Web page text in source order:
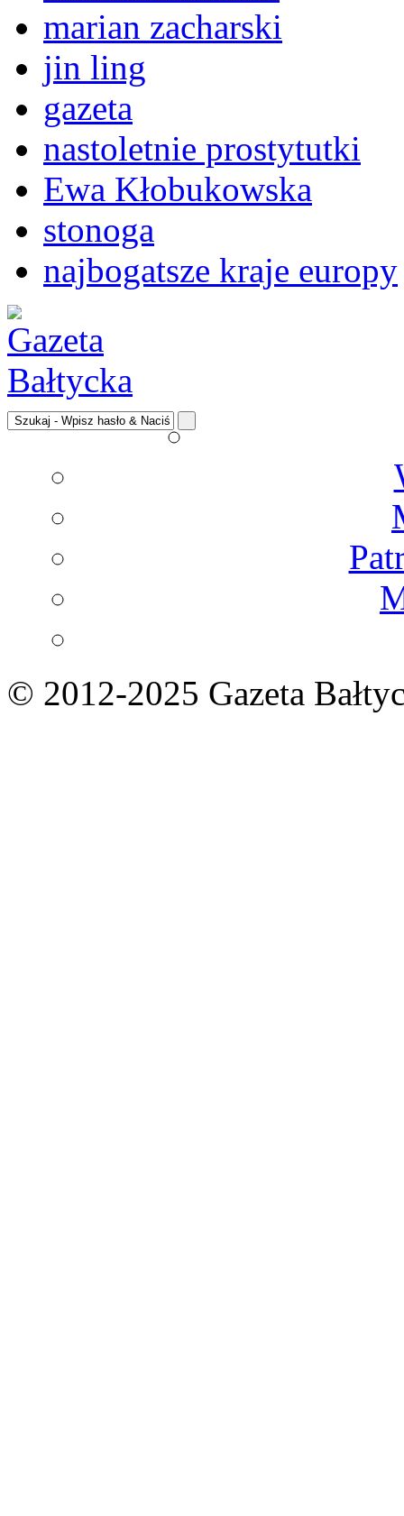
marian zacharski
jin ling
gazeta
nastoletnie prostytutki
Ewa Kłobukowska
stonoga
najbogatsze kraje europy
© 2012-2025 Gazeta